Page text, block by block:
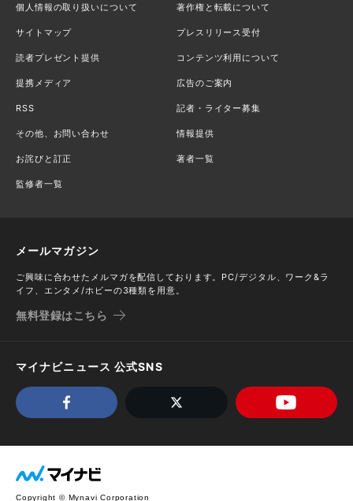
個人情報の取り扱いについて 著作権と転載について
サイトマップ プレスリリース受付
読者プレゼント提供 コンテンツ利用について
提携メディア 広告のご案内
RSS 記者・ライター募集
その他、お問い合わせ 情報提供
お詫びと訂正 著者一覧
監修者一覧
メールマガジン
ご興味に合わせたメルマガを配信しております。PC/デジタル、ワーク&ラ
イフ、エンタメ/ホビーの3種類を用意。
無料登録はこちら
マイナビニュース 公式SNS
Copyright © Mynavi Corporation